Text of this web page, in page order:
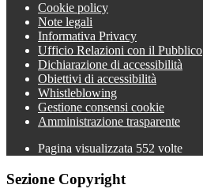
Cookie policy
Note legali
Informativa Privacy
Ufficio Relazioni con il Pubblico
Dichiarazione di accessibilità
Obiettivi di accessibilità
Whistleblowing
Gestione consensi cookie
Amministrazione trasparente
Pagina visualizzata 552 volte
Sezione Copyright